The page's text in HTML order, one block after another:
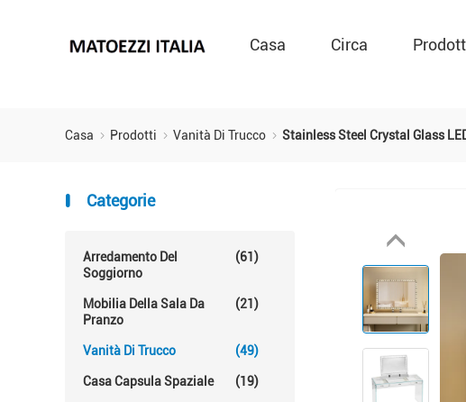
Casa Circa
Casa Prodotti Vanità Di Trucco Stainless Steel Crystal Glass
Categorie
Arredamento Del
Soggiorno
(61)
Mobilia Della Sala Da
Pranzo
(21)
Vanità Di Trucco (49)
Casa Capsula Spaziale (19)